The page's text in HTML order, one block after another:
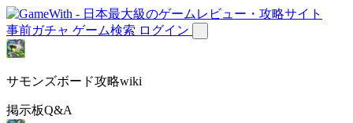
事前ガチャ ゲーム検索 ログイン
サモンズボード攻略wiki
掲示板Q&A